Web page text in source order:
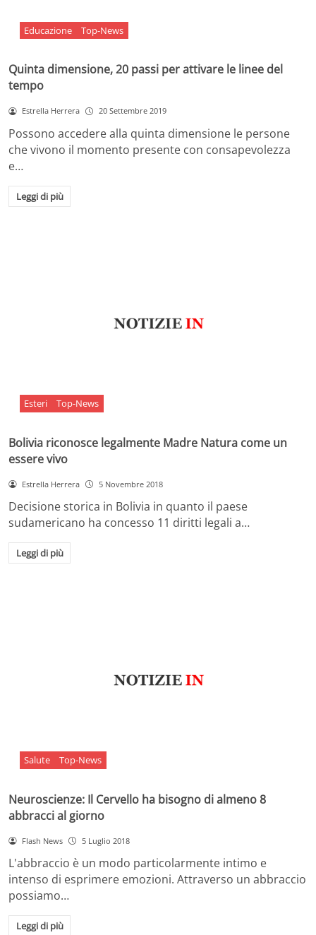
Educazione Top-News
Quinta dimensione, 20 passi per attivare le linee del
tempo
Estrella Herrera 20 Settembre 2019
Possono accedere alla quinta dimensione le persone
che vivono il momento presente con consapevolezza
e…
Leggi di più
Esteri Top-News
Bolivia riconosce legalmente Madre Natura come un
essere vivo
Estrella Herrera 5 Novembre 2018
Decisione storica in Bolivia in quanto il paese
sudamericano ha concesso 11 diritti legali a…
Leggi di più
Salute Top-News
Neuroscienze: Il Cervello ha bisogno di almeno 8
abbracci al giorno
Flash News 5 Luglio 2018
L'abbraccio è un modo particolarmente intimo e
intenso di esprimere emozioni. Attraverso un abbraccio
possiamo…
Leggi di più